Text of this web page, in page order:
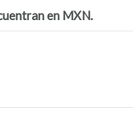
en MXN.